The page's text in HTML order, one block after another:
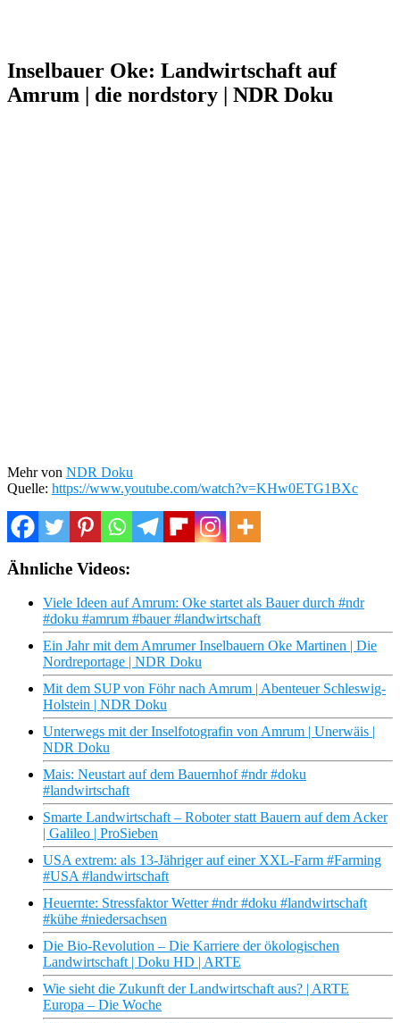
Inselbauer Oke: Landwirtschaft auf
Amrum | die nordstory | NDR Doku
Mehr von NDR Doku
Quelle: https://www.youtube.com/watch?v=KHw0ETG1BXc
Ähnliche Videos:
Viele Ideen auf Amrum: Oke startet als Bauer durch #ndr
#doku #amrum #bauer #landwirtschaft
Ein Jahr mit dem Amrumer Inselbauern Oke Martinen | Die
Nordreportage | NDR Doku
Mit dem SUP von Föhr nach Amrum | Abenteuer Schleswig-
Holstein | NDR Doku
Unterwegs mit der Inselfotografin von Amrum | Unerwäis |
NDR Doku
Mais: Neustart auf dem Bauernhof #ndr #doku
#landwirtschaft
Smarte Landwirtschaft – Roboter statt Bauern auf dem Acker
| Galileo | ProSieben
USA extrem: als 13-Jähriger auf einer XXL-Farm #Farming
#USA #landwirtschaft
Heuernte: Stressfaktor Wetter #ndr #doku #landwirtschaft
#kühe #niedersachsen
Die Bio-Revolution – Die Karriere der ökologischen
Landwirtschaft | Doku HD | ARTE
Wie sieht die Zukunft der Landwirtschaft aus? | ARTE
Europa – Die Woche